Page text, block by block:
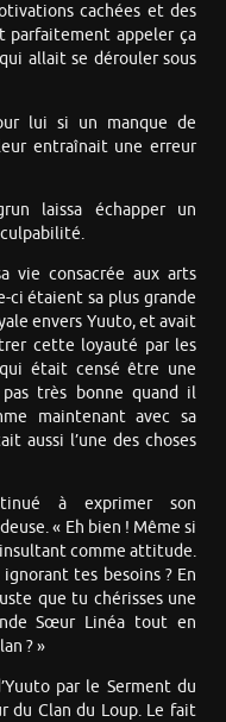
cachées et des
parfaitement appeler ça
allait se dérouler sous
lui si un manque de
entraînait une erreur
laissa échapper un
vie consacrée aux arts
ci étaient sa plus grande
envers Yuuto, et avait
cette loyauté par les
était censé être une
très bonne quand il
maintenant avec sa
aussi l’une des choses
à exprimer son
« Eh bien ! Même si
insultant comme attitude.
tes besoins ? En
que tu chérisses une
Sœur Linéa tout en
? »
par le Serment du
du Clan du Loup. Le fait